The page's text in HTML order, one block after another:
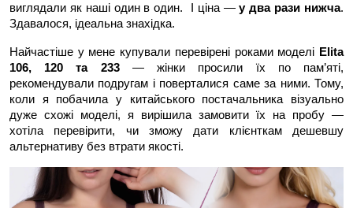
виглядали як наші один в один.  І ціна — у два рази нижча.
Здавалося, ідеальна знахідка.
Найчастіше у мене купували перевірені роками моделі Elita
106, 120 та 233 — жінки просили їх по пам’яті,
рекомендували подругам і поверталися саме за ними. Тому,
коли я побачила у китайського постачальника візуально
дуже схожі моделі, я вирішила замовити їх на пробу —
хотіла перевірити, чи зможу дати клієнткам дешевшу
альтернативу без втрати якості.